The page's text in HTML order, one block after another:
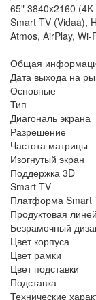
65" 3840x2160
Smart TV (Vidaa),
Atmos, AirPlay, Wi-
Общая
Дата выхода на
Основные
Тип
Диагональ экрана
Разрешение
Частота матрицы
Изогнутый экран
Поддержка 3D
Smart TV
Платформа Smart
Продуктовая
Безрамочный
Цвет корпуса
Цвет рамки
Цвет подставки
Подставка
Технические